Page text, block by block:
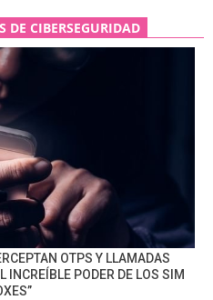
DE CIBERSEGURIDAD
OTPS Y LLAMADAS
INCREÍBLE PODER DE LOS SIM